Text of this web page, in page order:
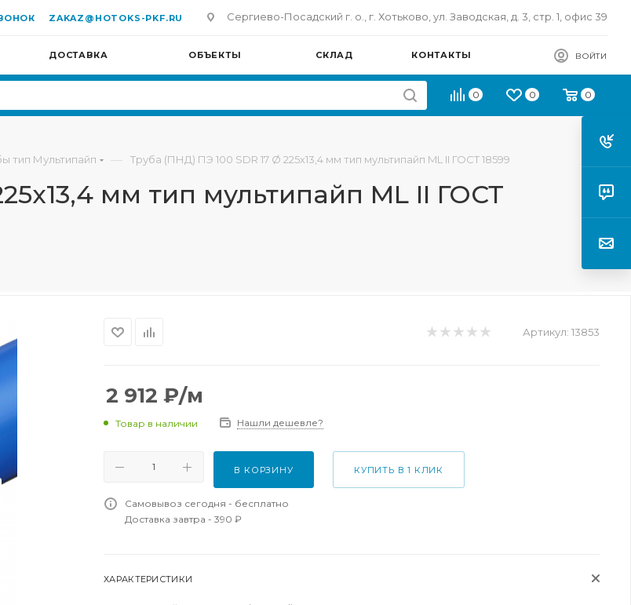
ZAKAZ@HOTOKS-PKF.RU Сергиево-Посадский г. о., г. Хотьково, ул. Заводская, д. 3, стр. 1, офис 39
ДОСТАВКА ОБЪЕКТЫ СКЛАД КОНТАКТЫ ВОЙТИ
0 0 0
тип Мультипайп — Труба (ПНД) ПЭ 100 SDR 17 Ø 225х13,4 мм тип мультипайп ML II ГОСТ 18599
мм тип мультипайп ML II ГОСТ
Артикул: 13853
2 912 ₽/м
Товар в наличии Нашли дешевле?
В КОРЗИНУ КУПИТЬ В 1 КЛИК
Самовывоз сегодня - бесплатно
Доставка завтра - 390 ₽
ХАРАКТЕРИСТИКИ